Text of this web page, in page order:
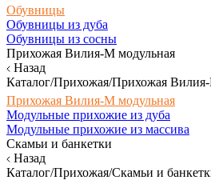
Обувницы
Обувницы из дуба
Обувницы из сосны
Прихожая Вилия-М модульная
Назад
Каталог/Прихожая/Прихожая
Прихожая Вилия-М модульная
Модульные прихожие из дуба
Модульные прихожие из массива
Скамьи и банкетки
Назад
Каталог/Прихожая/Скамьи и